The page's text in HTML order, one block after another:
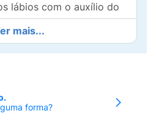
lábios com o auxílio do
o gloss para o
mais...
forma?